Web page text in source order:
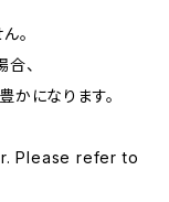
。
、
になります。
Please refer to